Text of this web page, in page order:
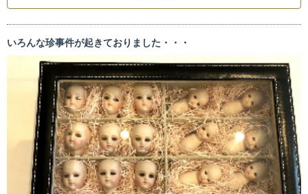
いろんな珍事件が起きておりました・・・